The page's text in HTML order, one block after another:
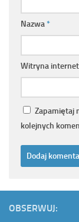
Nazwa*
Witryna
Zapamiętaj
kolejnych
OBSERWUJ: